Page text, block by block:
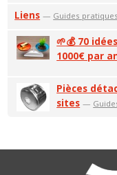
Liens — Guides pratiques
🌱💰 70
1000€ par
Pièces
sites —